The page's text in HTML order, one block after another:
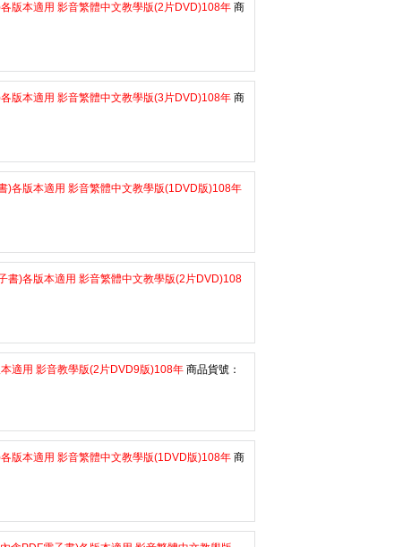
版本適用 影音繁體中文教學版(2片DVD)108年 商
版本適用 影音繁體中文教學版(3片DVD)108年 商
)各版本適用 影音繁體中文教學版(1DVD版)108年
書)各版本適用 影音繁體中文教學版(2片DVD)108
適用 影音教學版(2片DVD9版)108年 商品貨號：
版本適用 影音繁體中文教學版(1DVD版)108年 商